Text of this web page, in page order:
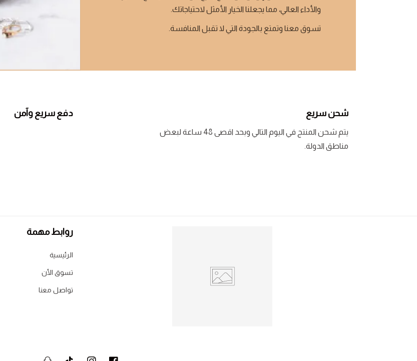
والأداء العالي، مما يجعلنا الخيار الأمثل لاحتياجاتك.
تسوق معنا وتمتع بالجودة التي لا تقبل المنافسة.
شحن سريع
يتم شحن المنتج في اليوم التالي وبحد اقصى 48 ساعة لبعض
مناطق الدولة.
دفع سريع وآمن
روابط مهمة
الرئيسية
تسوق الأن
تواصل معنا